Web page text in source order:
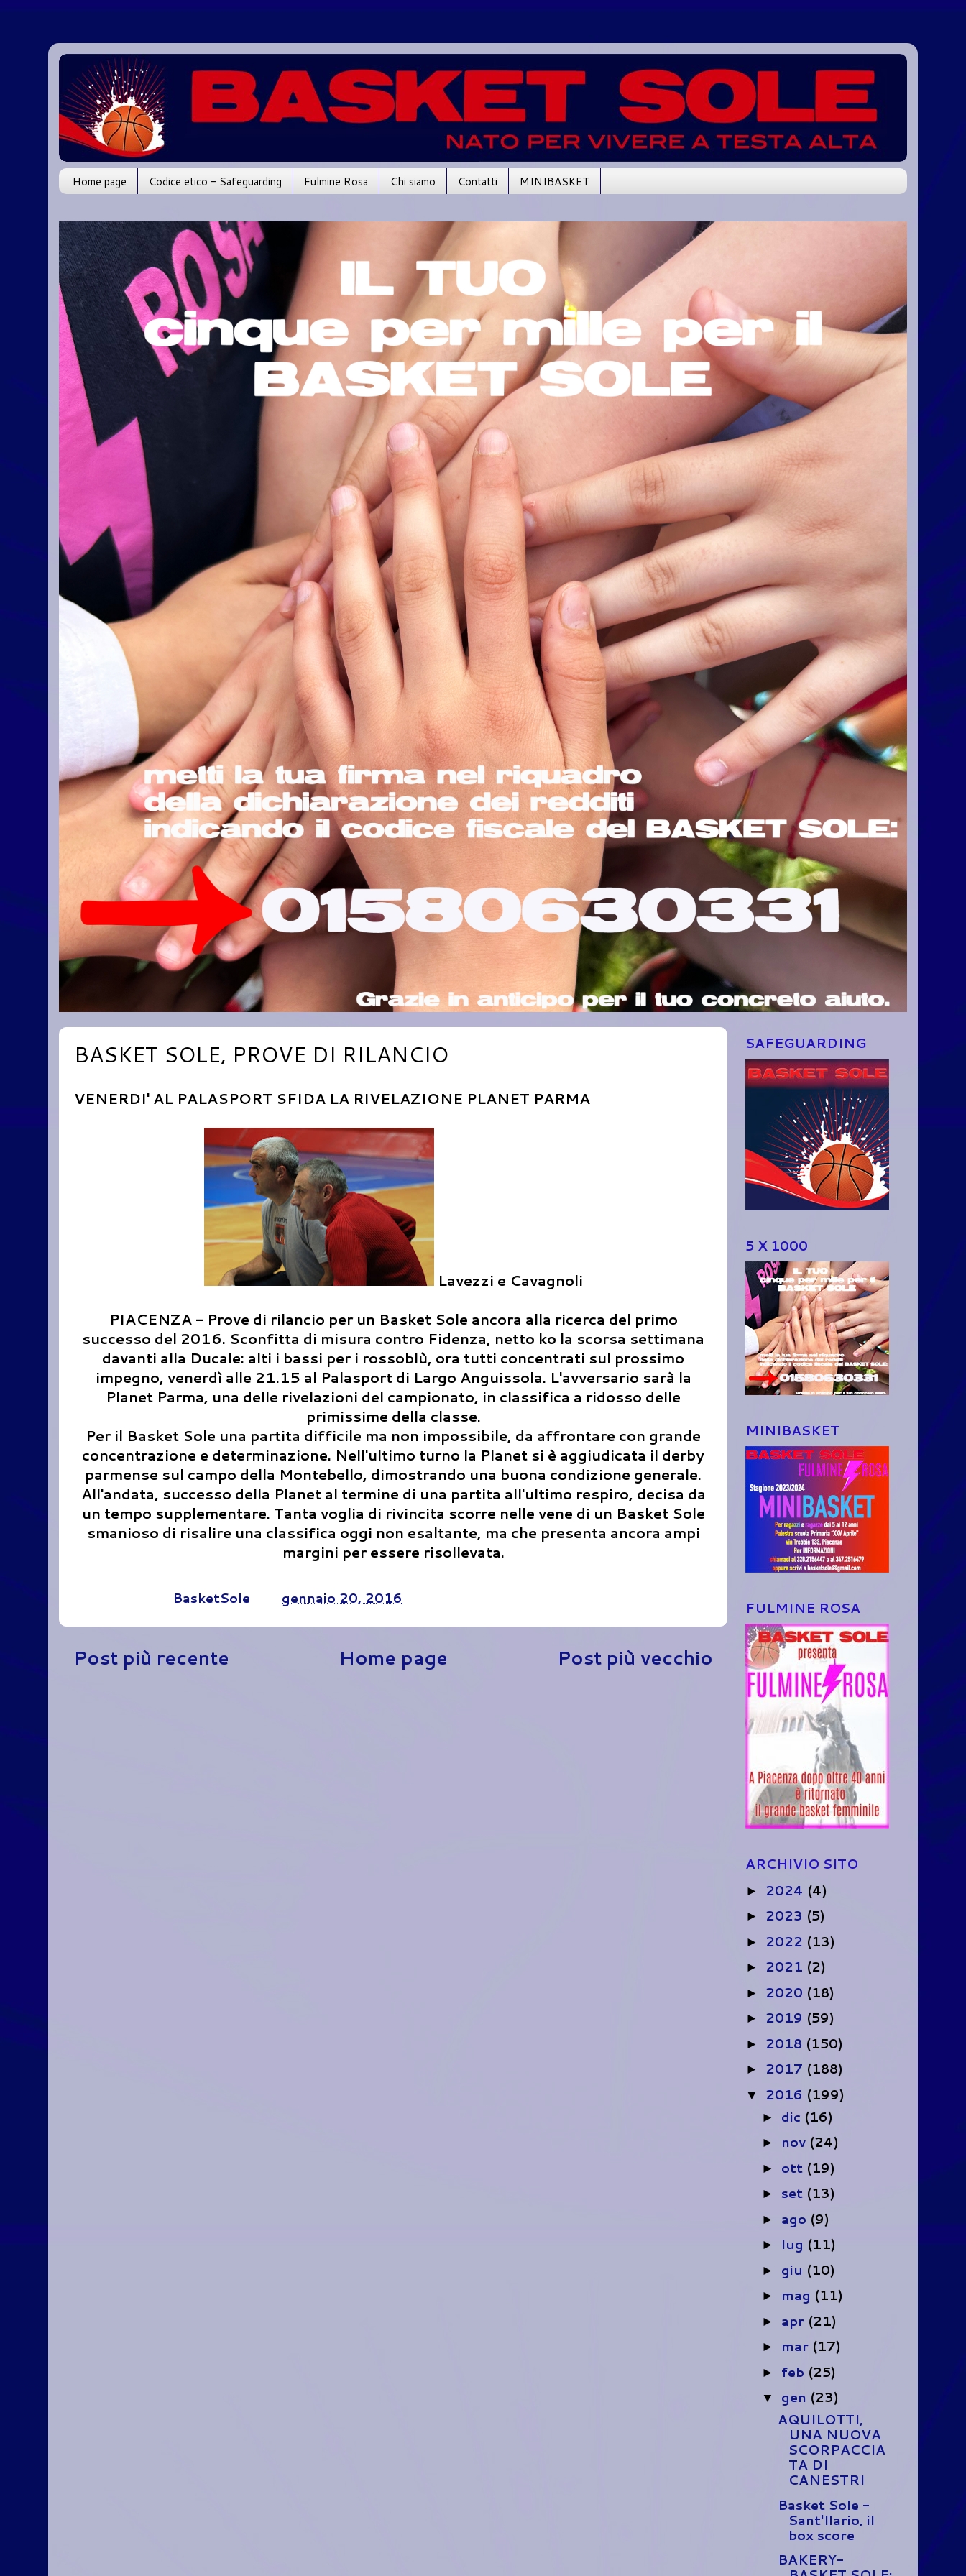
Home page Codice etico - Safeguarding Fulmine Rosa Chi siamo Contatti MINIBASKET
BASKET SOLE, PROVE DI RILANCIO
VENERDI' AL PALASPORT SFIDA LA RIVELAZIONE PLANET PARMA
Lavezzi e Cavagnoli
PIACENZA - Prove di rilancio per un Basket Sole ancora alla ricerca del primo
successo del 2016. Sconfitta di misura contro Fidenza, netto ko la scorsa settimana
davanti alla Ducale: alti i bassi per i rossoblù, ora tutti concentrati sul prossimo
impegno, venerdì alle 21.15 al Palasport di Largo Anguissola. L'avversario sarà la
Planet Parma, una delle rivelazioni del campionato, in classifica a ridosso delle
primissime della classe.
Per il Basket Sole una partita difficile ma non impossibile, da affrontare con grande
concentrazione e determinazione. Nell'ultimo turno la Planet si è aggiudicata il derby
parmense sul campo della Montebello, dimostrando una buona condizione generale.
All'andata, successo della Planet al termine di una partita all'ultimo respiro, decisa da
un tempo supplementare. Tanta voglia di rivincita scorre nelle vene di un Basket Sole
smanioso di risalire una classifica oggi non esaltante, ma che presenta ancora ampi
margini per essere risollevata.
BasketSole gennaio 20, 2016
Post più recente Post più vecchio
Home page
SAFEGUARDING
5 X 1000
MINIBASKET
FULMINE ROSA
ARCHIVIO SITO
► 2024 (4)
► 2023 (5)
► 2022 (13)
► 2021 (2)
► 2020 (18)
► 2019 (59)
► 2018 (150)
► 2017 (188)
▼ 2016 (199)
► dic (16)
► nov (24)
► ott (19)
► set (13)
► ago (9)
► lug (11)
► giu (10)
► mag (11)
► apr (21)
► mar (17)
► feb (25)
▼ gen (23)
AQUILOTTI,
UNA NUOVA
SCORPACCIA
TA DI
CANESTRI
Basket Sole -
Sant'Ilario, il
box score
BAKERY-